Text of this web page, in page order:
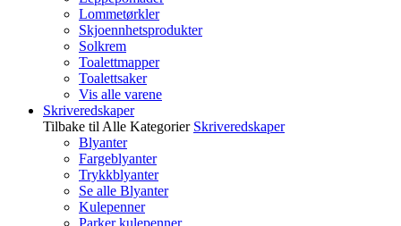
Lommetørkler
Skjoennhetsprodukter
Solkrem
Toalettmapper
Toalettsaker
Vis alle varene
Skriveredskaper
Tilbake til Alle Kategorier Skriveredskaper
Blyanter
Fargeblyanter
Trykkblyanter
Se alle Blyanter
Kulepenner
Parker kulepenner